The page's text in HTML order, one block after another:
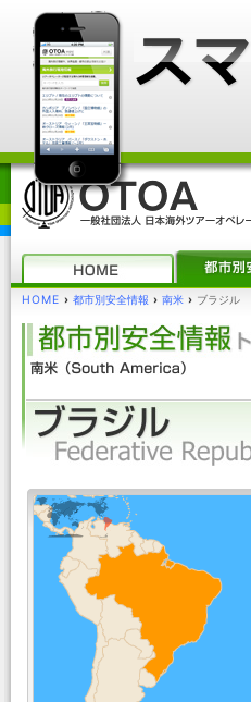
HOME › 都市別安全情報 › 南米 › ブラジル